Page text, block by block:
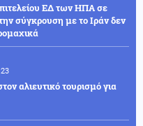
ΕΔ των ΗΠΑ σε
σύγκρουση με το Ιράν δεν
αλιευτικό τουρισμό για